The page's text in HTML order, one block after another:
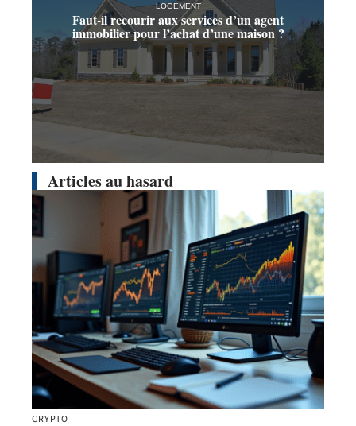
LOGEMENT
Faut-il recourir aux services d’un agent
immobilier pour l’achat d’une maison ?
Articles au hasard
CRYPTO